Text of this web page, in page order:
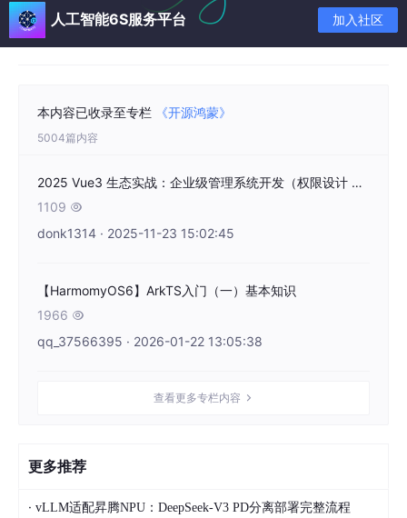
人工智能6S服务平台 加入社区
本内容已收录至专栏 《开源鸿蒙》
5004篇内容
2025 Vue3 生态实战：企业级管理系统开发（权限设计 + 性能优化全方案）鸿蒙PC
1109 
donk1314 · 2025-11-23 15:02:45
【HarmomyOS6】ArkTS入门（一）基本知识
1966 
qq_37566395 · 2026-01-22 13:05:38
查看更多专栏内容
更多推荐
· vLLM适配昇腾NPU：DeepSeek-V3 PD分离部署完整流程